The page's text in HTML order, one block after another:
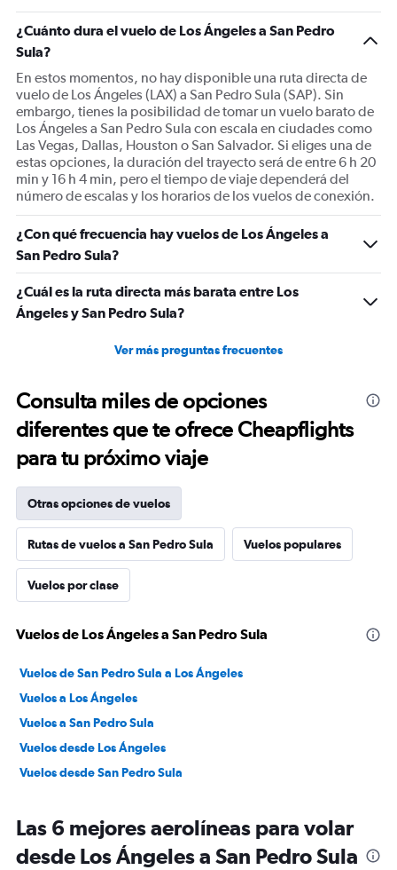
¿Cuánto dura el vuelo de Los Ángeles a San Pedro
Sula?
En estos momentos, no hay disponible una ruta directa de
vuelo de Los Ángeles (LAX) a San Pedro Sula (SAP). Sin
embargo, tienes la posibilidad de tomar un vuelo barato de
Los Ángeles a San Pedro Sula con escala en ciudades como
Las Vegas, Dallas, Houston o San Salvador. Si eliges una de
estas opciones, la duración del trayecto será de entre 6 h 20
min y 16 h 4 min, pero el tiempo de viaje dependerá del
número de escalas y los horarios de los vuelos de conexión.
¿Con qué frecuencia hay vuelos de Los Ángeles a
San Pedro Sula?
¿Cuál es la ruta directa más barata entre Los
Ángeles y San Pedro Sula?
Ver más preguntas frecuentes
Consulta miles de opciones
diferentes que te ofrece Cheapflights
para tu próximo viaje
Otras opciones de vuelos
Rutas de vuelos a San Pedro Sula Vuelos populares
Vuelos por clase
Vuelos de Los Ángeles a San Pedro Sula
Vuelos de San Pedro Sula a Los Ángeles
Vuelos a Los Ángeles
Vuelos a San Pedro Sula
Vuelos desde Los Ángeles
Vuelos desde San Pedro Sula
Las 6 mejores aerolíneas para volar
desde Los Ángeles a San Pedro Sula